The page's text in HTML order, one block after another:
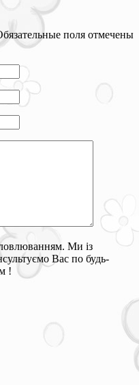
поля отмечены
Ми із
Вас по будь-
!